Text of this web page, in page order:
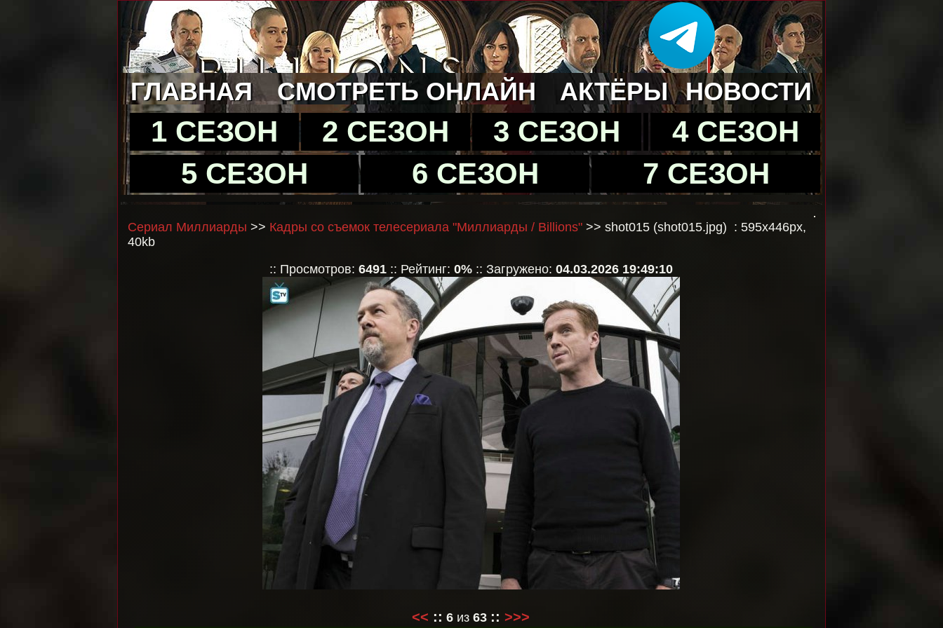
ГЛАВНАЯ СМОТРЕТЬ ОНЛАЙН АКТЁРЫ НОВОСТИ
1 СЕЗОН 2 СЕЗОН 3 СЕЗОН
4 СЕЗОН
5 СЕЗОН
6 СЕЗОН 7 СЕЗОН
Сериал Миллиарды >> Кадры со съемок телесериала "Миллиарды / Billions" >> shot015 (shot015.jpg) : 595x446px,
40kb
:: Просмотров: 6491:: Рейтинг: 0%:: Загружено: 04.03.2026 19:49:10
<< :: 6 из 63 :: >>>